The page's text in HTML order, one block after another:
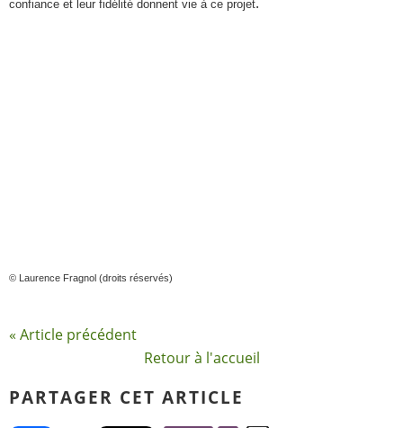
confiance et leur fidélité donnent vie à ce projet
© Laurence Fragnol (droits réservés)
« Article précédent
Retour à l'accueil
PARTAGER CET ARTICLE